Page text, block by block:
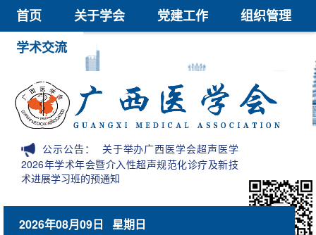
首页 关于学会 党建工作
组织管理
学术交流
继续教育
医学科技奖
信息公开
公示公告： 关于举办广西医学会超声医学
2026年学术年会暨介入性超声规范化诊疗及新技
术进展学习班的预通知
2026年08月09日 星期日